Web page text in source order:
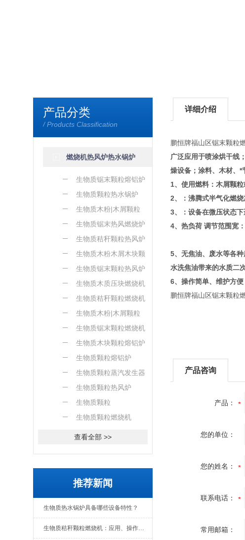
产品分类
/ Products Classification
燃烧机热风炉热水锅炉
生物质锯末颗粒熔铝炉
生物质颗粒热水锅炉
生物质木粉|木屑颗粒
熔铝炉
生物质锯末热风燃烧炉
生物质秸秆颗粒热风炉
生物质木粉木屑木块颗
粒热风炉
生物质锯末颗粒热风炉
生物质木质压块燃烧机
生物质秸秆颗粒燃烧机
生物质木粉|木屑颗粒
燃烧机
生物质锯末颗粒燃烧机
生物质木块颗粒熔铝炉
生物质颗粒熔铝炉
生物质颗粒蒸汽发生器
生物质颗粒热风炉
生物质颗粒
生物质颗粒燃烧机
查看全部 >>
推荐新闻
生物质热水锅炉具备哪些设备特性？
生物质秸秆颗粒燃烧机：应用、操作与日常维护全解析
详细介绍
鹏恒牌福山区锯末颗粒
广泛应用于喷涂烘干线
燥设备；涂料、木材、*
1、使用燃料：木屑颗
2、：沸腾式半气化燃
3、：设备在微压状态
4、热负荷 调节范围宽
5、无焦油、废水等各
水洗焦油带来的水质二
6、操作简单、维护方
鹏恒牌福山区锯末颗粒
产品咨询
产品：
您的单位：
您的姓名：
联系电话：
常用邮箱：